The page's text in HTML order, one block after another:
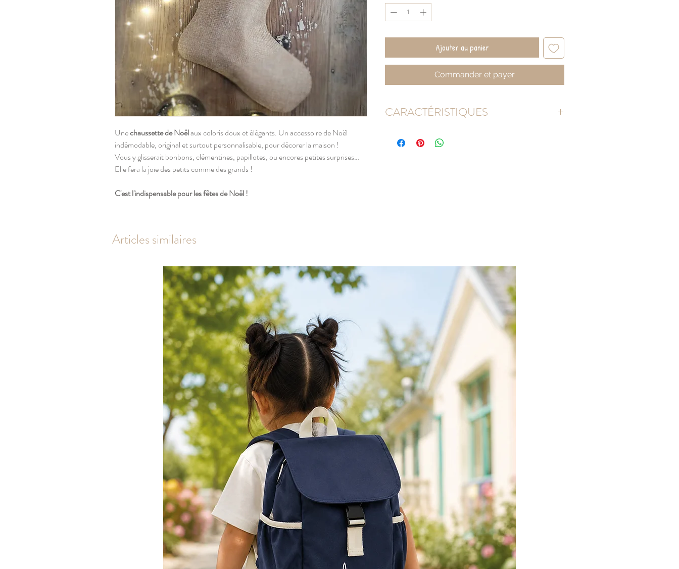
Unechaussette de Noëlaux coloris doux et élégants. Un accessoire de Noël
indémodable, original et surtout personnalisable, pour décorer la maison !
Vous y glisserait bonbons, clémentines, papillotes, ou encores petites surprises…
Elle fera la joie des petits comme des grands !
C'est l'indispensable pour les fêtes de Noël !
Ajouter au panier
Commander et payer
CARACTÉRISTIQUES
COMPOSITION : Coton (partie retroussée) et tissu effet
Articles similaires